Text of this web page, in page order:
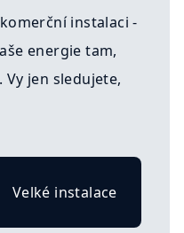
instalaci -
energie tam,
Vy jen sledujete,
Velké instalace